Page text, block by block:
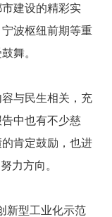
建设的精彩实
波枢纽前期等重
舞。
与民生相关，充
中也有不少慈
肯定鼓励，也进
力方向。
新型工业化示范